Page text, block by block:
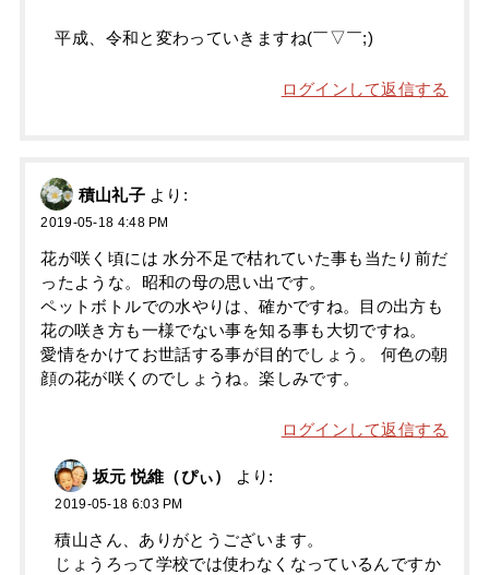
平成、令和と変わっていきますね(￣▽￣;)
ログインして返信する
積山礼子 より:
2019-05-18 4:48 PM
花が咲く頃には 水分不足で枯れていた事も当たり前だ
ったような。昭和の母の思い出です。
ペットボトルでの水やりは、確かですね。目の出方も
花の咲き方も一様でない事を知る事も大切ですね。
愛情をかけてお世話する事が目的でしょう。 何色の朝
顔の花が咲くのでしょうね。楽しみです。
ログインして返信する
坂元 悦維（ぴぃ） より:
2019-05-18 6:03 PM
積山さん、ありがとうございます。
じょうろって学校では使わなくなっているんですか